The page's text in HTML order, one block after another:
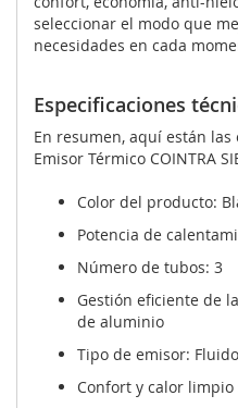
seleccionar el modo que
necesidades en cada
Especificaciones
En resumen, aquí están
Emisor Térmico COINTRA
Color del producto:
Potencia de
Número de tubos: 3
Gestión eficiente de
de aluminio
Tipo de emisor: Fluido
Confort y calor